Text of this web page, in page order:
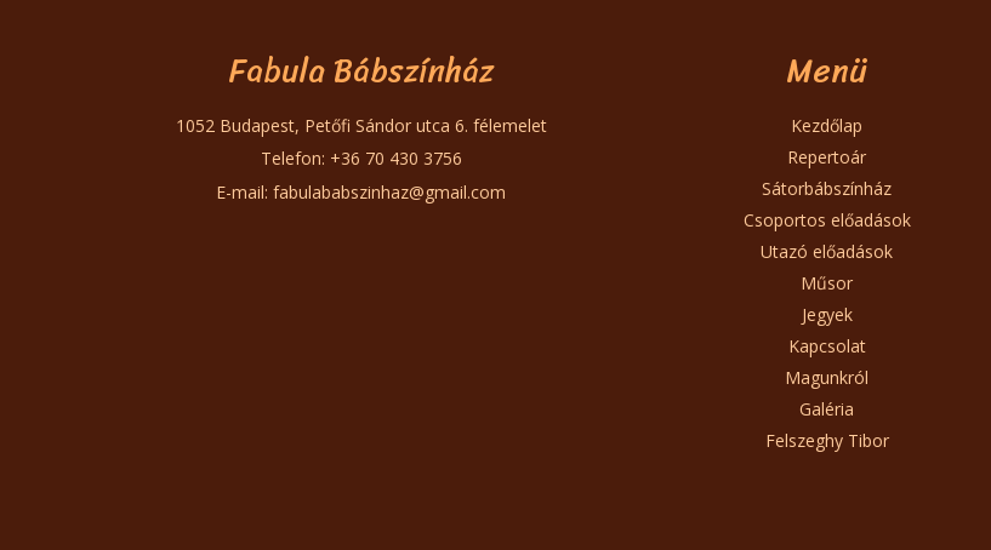
Fabula Bábszínház
1052 Budapest, Petőfi Sándor utca 6. félemelet
Telefon: +36 70 430 3756
E-mail:fabulababszinhaz@gmail.com
Menü
Kezdőlap
Repertoár
Sátorbábszínház
Csoportos előadások
Utazó előadások
Műsor
Jegyek
Kapcsolat
Magunkról
Galéria
Felszeghy Tibor